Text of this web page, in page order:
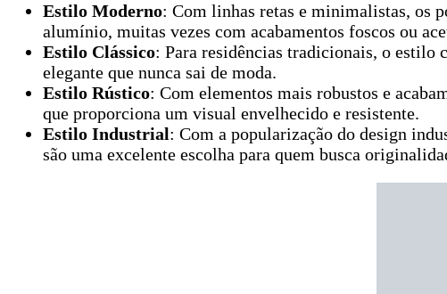
Estilo Moderno: Com linhas retas e minimalistas, os
alumínio, muitas vezes com acabamentos foscos ou
Estilo Clássico: Para residências tradicionais, o estilo
elegante que nunca sai de moda.
Estilo Rústico: Com elementos mais robustos e
que proporciona um visual envelhecido e resistente.
Estilo Industrial: Com a popularização do design
são uma excelente escolha para quem busca